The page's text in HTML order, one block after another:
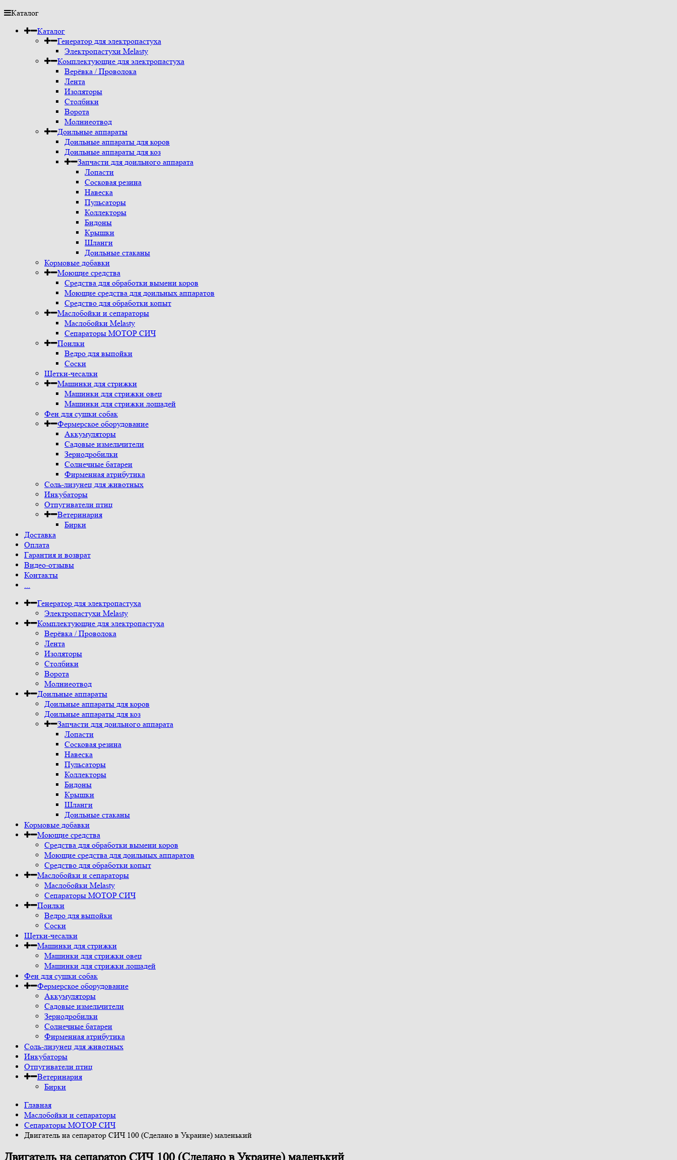
Каталог
Каталог
Генератор для электропастуха
Электропастухи Melasty
Комплектующие для электропастуха
Верёвка / Проволока
Лента
Изоляторы
Столбики
Ворота
Молниеотвод
Доильные аппараты
Доильные аппараты для коров
Доильные аппараты для коз
Запчасти для доильного аппарата
Лопасти
Сосковая резина
Навеска
Пульсаторы
Коллекторы
Бидоны
Крышки
Шланги
Доильные стаканы
Кормовые добавки
Моющие средства
Средства для обработки вымени коров
Моющие средства для доильных аппаратов
Средство для обработки копыт
Маслобойки и сепараторы
Маслобойки Melasty
Сепараторы МОТОР СИЧ
Поилки
Ведро для выпойки
Соски
Щетки-чесалки
Машинки для стрижки
Машинки для стрижки овец
Машинки для стрижки лошадей
Фен для сушки собак
Фермерское оборудование
Аккумуляторы
Садовые измельчители
Зернодробилки
Солнечные батареи
Фирменная атрибутика
Соль-лизунец для животных
Инкубаторы
Отпугиватели птиц
Ветеринария
Бирки
Доставка
Оплата
Гарантия и возврат
Видео-отзывы
Контакты
...
Генератор для электропастуха
Электропастухи Melasty
Комплектующие для электропастуха
Верёвка / Проволока
Лента
Изоляторы
Столбики
Ворота
Молниеотвод
Доильные аппараты
Доильные аппараты для коров
Доильные аппараты для коз
Запчасти для доильного аппарата
Лопасти
Сосковая резина
Навеска
Пульсаторы
Коллекторы
Бидоны
Крышки
Шланги
Доильные стаканы
Кормовые добавки
Моющие средства
Средства для обработки вымени коров
Моющие средства для доильных аппаратов
Средство для обработки копыт
Маслобойки и сепараторы
Маслобойки Melasty
Сепараторы МОТОР СИЧ
Поилки
Ведро для выпойки
Соски
Щетки-чесалки
Машинки для стрижки
Машинки для стрижки овец
Машинки для стрижки лошадей
Фен для сушки собак
Фермерское оборудование
Аккумуляторы
Садовые измельчители
Зернодробилки
Солнечные батареи
Фирменная атрибутика
Соль-лизунец для животных
Инкубаторы
Отпугиватели птиц
Ветеринария
Бирки
Главная
Маслобойки и сепараторы
Сепараторы МОТОР СИЧ
Двигатель на сепаратор СИЧ 100 (Сделано в Украине) маленький
Двигатель на сепаратор СИЧ 100 (Сделано в Украине) маленький